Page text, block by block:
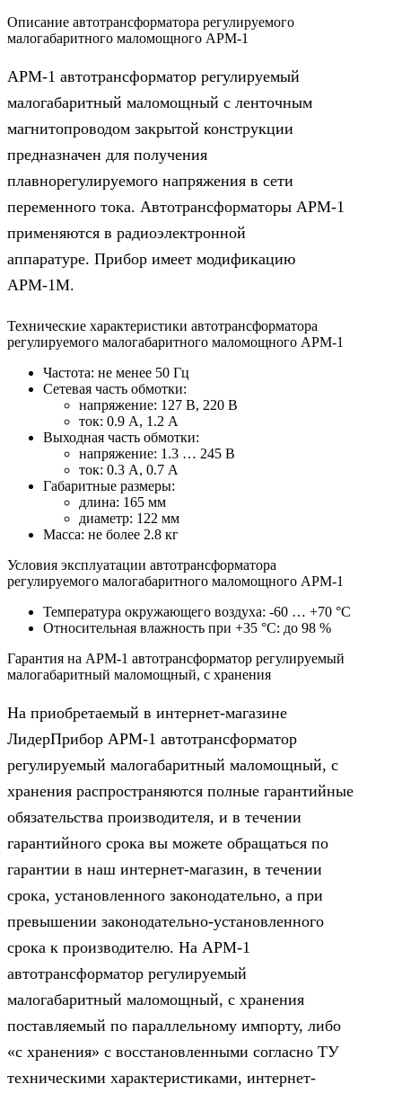
Описание автотрансформатора регулируемого
малогабаритного маломощного АРМ-1
АРМ-1 автотрансформатор регулируемый
малогабаритный маломощный с ленточным
магнитопроводом закрытой конструкции
предназначен для получения
плавнорегулируемого напряжения в сети
переменного тока. Автотрансформаторы АРМ-1
применяются в радиоэлектронной
аппаратуре. Прибор имеет модификацию
АРМ-1М.
Технические характеристики автотрансформатора
регулируемого малогабаритного маломощного АРМ-1
Частота: не менее 50 Гц
Сетевая часть обмотки:
напряжение: 127 В, 220 В
ток: 0.9 А, 1.2 А
Выходная часть обмотки:
напряжение: 1.3 … 245 В
ток: 0.3 А, 0.7 А
Габаритные размеры:
длина: 165 мм
диаметр: 122 мм
Масса: не более 2.8 кг
Условия эксплуатации автотрансформатора
регулируемого малогабаритного маломощного АРМ-1
Температура окружающего воздуха: -60 … +70 °С
Относительная влажность при +35 °С: до 98 %
Гарантия на АРМ-1 автотрансформатор регулируемый
малогабаритный маломощный, с хранения
На приобретаемый в интернет-магазине
ЛидерПрибор АРМ-1 автотрансформатор
регулируемый малогабаритный маломощный, с
хранения распространяются полные гарантийные
обязательства производителя, и в течении
гарантийного срока вы можете обращаться по
гарантии в наш интернет-магазин, в течении
срока, установленного законодательно, а при
превышении законодательно-установленного
срока к производителю. На АРМ-1
автотрансформатор регулируемый
малогабаритный маломощный, с хранения
поставляемый по параллельному импорту, либо
«с хранения» с восстановленными согласно ТУ
техническими характеристиками, интернет-